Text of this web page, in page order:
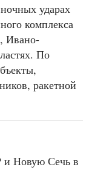
ударах
комплекса
Ивано-
По
ракетной
Новую Сечь в